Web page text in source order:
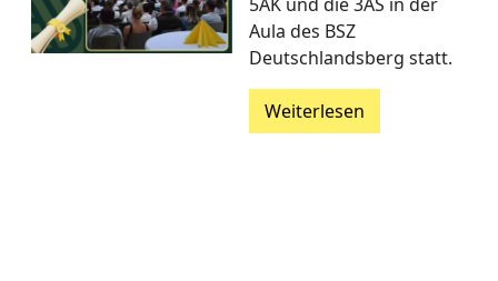
Aula des BSZ
Deutschlandsberg statt.
Weiterlesen